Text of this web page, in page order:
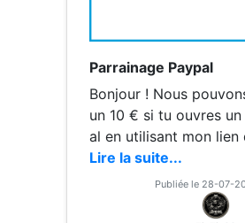
Parrainage Paypal
Bonjour ! Nous
un 10 € si tu ouvres
al en utilisant mon lien
et que tu dépenses 5 €
N'hésite pas à
Lire la suite...
Publiée le 28-07-